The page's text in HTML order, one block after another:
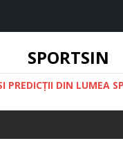
SPORTSIN
PREDICŢII DIN LUMEA